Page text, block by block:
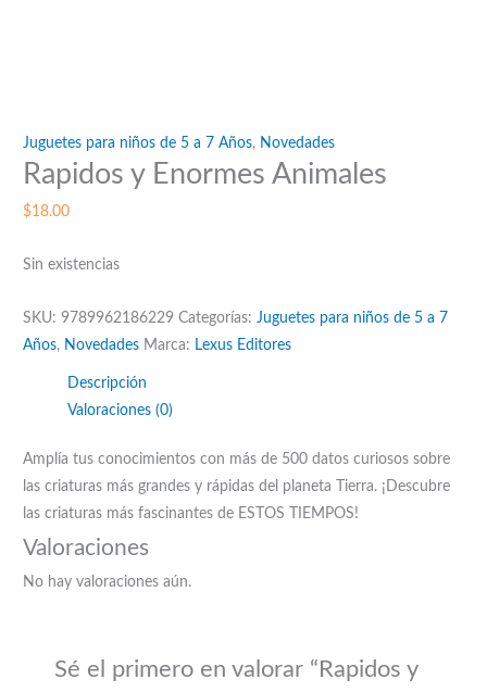
Juguetes para niños de 5 a 7 Años, Novedades
Rapidos y Enormes Animales
$18.00
Sin existencias
SKU:9789962186229 Categorías: Juguetes para niños de 5 a 7
Años, Novedades Marca: Lexus Editores
Descripción
Valoraciones (0)
Amplía tus conocimientos con más de 500 datos curiosos sobre
las criaturas más grandes y rápidas del planeta Tierra. ¡Descubre
las criaturas más fascinantes de ESTOS TIEMPOS!
Valoraciones
No hay valoraciones aún.
Sé el primero en valorar “Rapidos y